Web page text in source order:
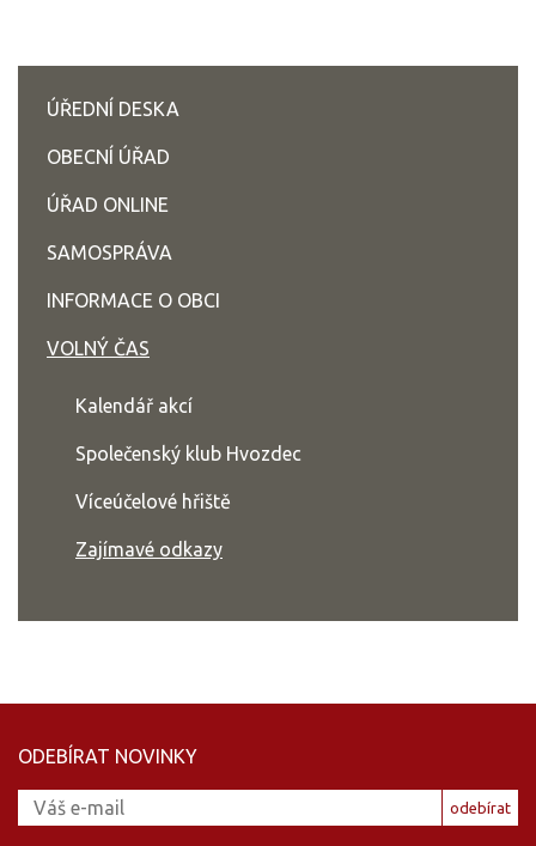
ÚŘEDNÍ DESKA
OBECNÍ ÚŘAD
ÚŘAD ONLINE
SAMOSPRÁVA
INFORMACE O OBCI
VOLNÝ ČAS
Kalendář akcí
Společenský klub Hvozdec
Víceúčelové hřiště
Zajímavé odkazy
ODEBÍRAT NOVINKY
odebírat